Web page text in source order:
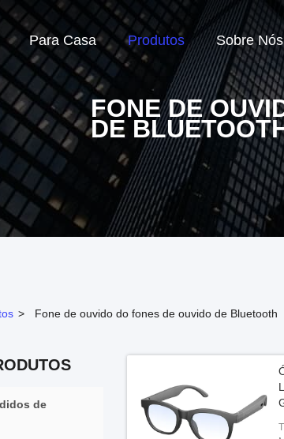
Para Casa Produtos Sobre Nós
FONE DE
DE
> Fone de ouvido do fones de ouvido de Bluetooth
de